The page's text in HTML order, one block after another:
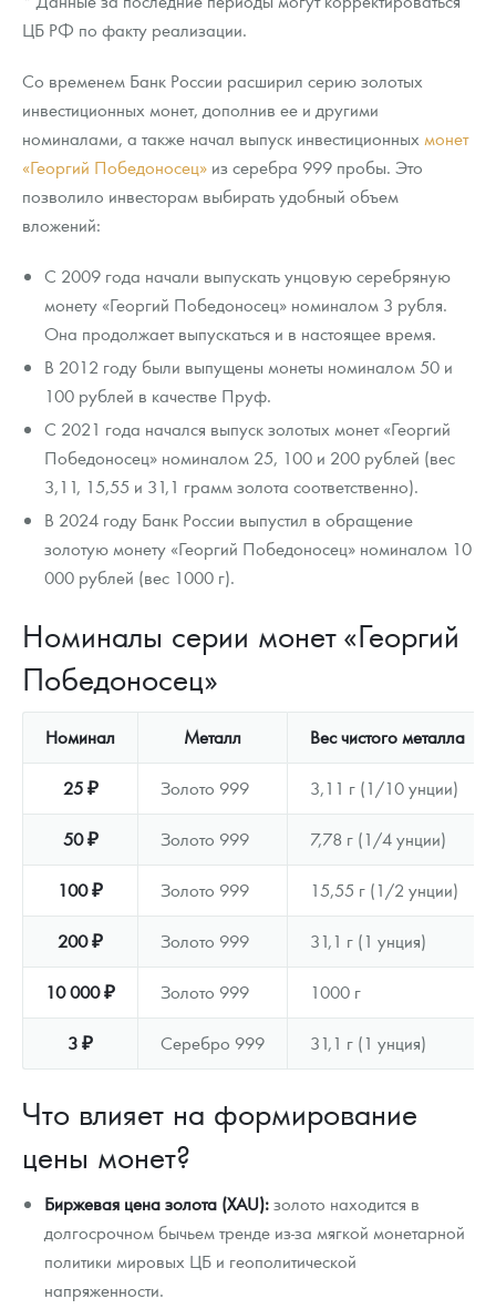
ЦБ РФ по факту реализации.
Со временем Банк России расширил серию золотых
инвестиционных монет, дополнив ее и другими
номиналами, а также начал выпуск инвестиционных монет
«Георгий Победоносец» из серебра 999 пробы. Это
позволило инвесторам выбирать удобный объем
вложений:
С 2009 года начали выпускать унцовую серебряную
монету «Георгий Победоносец» номиналом 3 рубля.
Она продолжает выпускаться и в настоящее время.
В 2012 году были выпущены монеты номиналом 50 и
100 рублей в качестве Пруф.
С 2021 года начался выпуск золотых монет «Георгий
Победоносец» номиналом 25, 100 и 200 рублей (вес
3,11, 15,55 и 31,1 грамм золота соответственно).
В 2024 году Банк России выпустил в обращение
золотую монету «Георгий Победоносец» номиналом 10
000 рублей (вес 1000 г).
Номиналы серии монет «Георгий
Победоносец»
Номинал Металл Вес чистого металла
25 ₽ Золото 999 3,11 г (1/10 унции)
50 ₽ Золото 999 7,78 г (1/4 унции)
100 ₽ Золото 999 15,55 г (1/2 унции)
200 ₽ Золото 999 31,1 г (1 унция)
10 000 ₽ Золото 999 1000 г
3 ₽ Серебро 999 31,1 г (1 унция)
Что влияет на формирование
цены монет?
Биржевая цена золота (XAU):золото находится в
долгосрочном бычьем тренде из-за мягкой монетарной
политики мировых ЦБ и геополитической
напряженности.